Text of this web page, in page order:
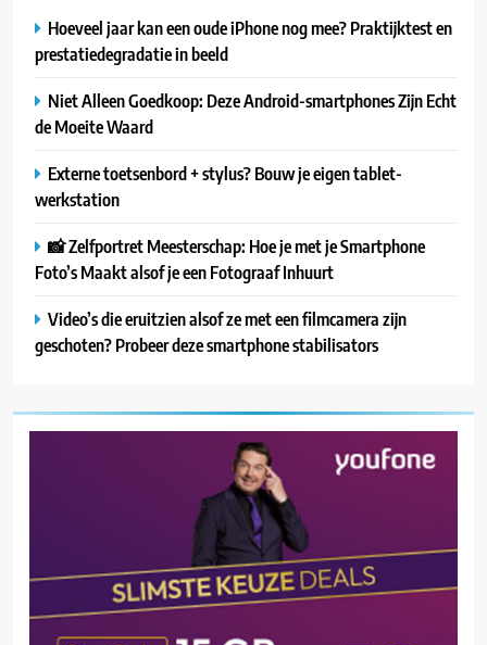
Hoeveel jaar kan een oude iPhone nog mee? Praktijktest en
prestatiedegradatie in beeld
Niet Alleen Goedkoop: Deze Android-smartphones Zijn Echt
de Moeite Waard
Externe toetsenbord + stylus? Bouw je eigen tablet-
werkstation
📸 Zelfportret Meesterschap: Hoe je met je Smartphone
Foto’s Maakt alsof je een Fotograaf Inhuurt
Video’s die eruitzien alsof ze met een filmcamera zijn
geschoten? Probeer deze smartphone stabilisators